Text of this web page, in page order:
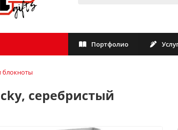
Портфолио
блокноты
серебристый